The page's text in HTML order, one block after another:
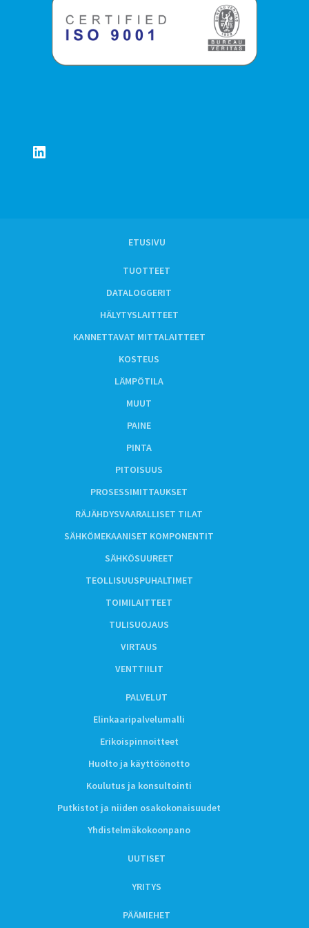
LinkedIn
ETUSIVU
TUOTTEET
DATALOGGERIT
HÄLYTYSLAITTEET
KANNETTAVAT MITTALAITTEET
KOSTEUS
LÄMPÖTILA
MUUT
PAINE
PINTA
PITOISUUS
PROSESSIMITTAUKSET
RÄJÄHDYSVAARALLISET TILAT
SÄHKÖMEKAANISET KOMPONENTIT
SÄHKÖSUUREET
TEOLLISUUSPUHALTIMET
TOIMILAITTEET
TULISUOJAUS
VIRTAUS
VENTTIILIT
PALVELUT
Elinkaaripalvelumalli
Erikoispinnoitteet
Huolto ja käyttöönotto
Koulutus ja konsultointi
Putkistot ja niiden osakokonaisuudet
Yhdistelmäkokoonpano
UUTISET
YRITYS
PÄÄMIEHET